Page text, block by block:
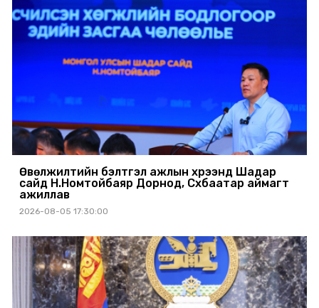
Өвөлжилтийн бэлтгэл ажлын хүрээнд Шадар
сайд Н.Номтойбаяр Дорнод, Сүхбаатар аймагт
ажиллав
2026-08-05 17:30:00